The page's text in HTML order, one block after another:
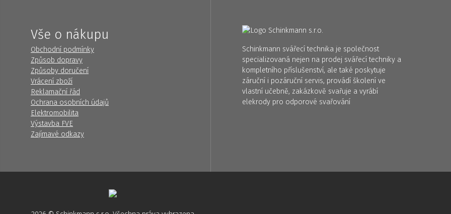
Vše o nákupu
Obchodní podmínky
Způsob dopravy
Způsoby doručení
Vrácení zboží
Reklamační řád
Ochrana osobních údajů
Elektromobilita
Výstavba FVE
Zajímavé odkazy
Schinkmann svářecí technika je společnost
specializovaná nejen na prodej svářecí techniky a
kompletního příslušenství, ale také poskytuje
záruční i pozáruční servis, provádí školení ve
vlastní učebně, zakázkově svařuje a vyrábí
elekrody pro odporové svařování